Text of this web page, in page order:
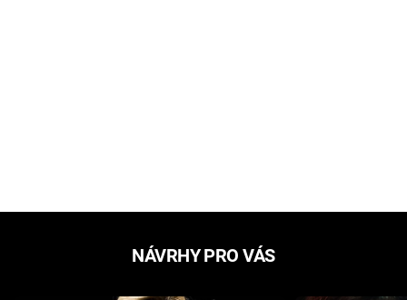
NÁVRHY PRO VÁS